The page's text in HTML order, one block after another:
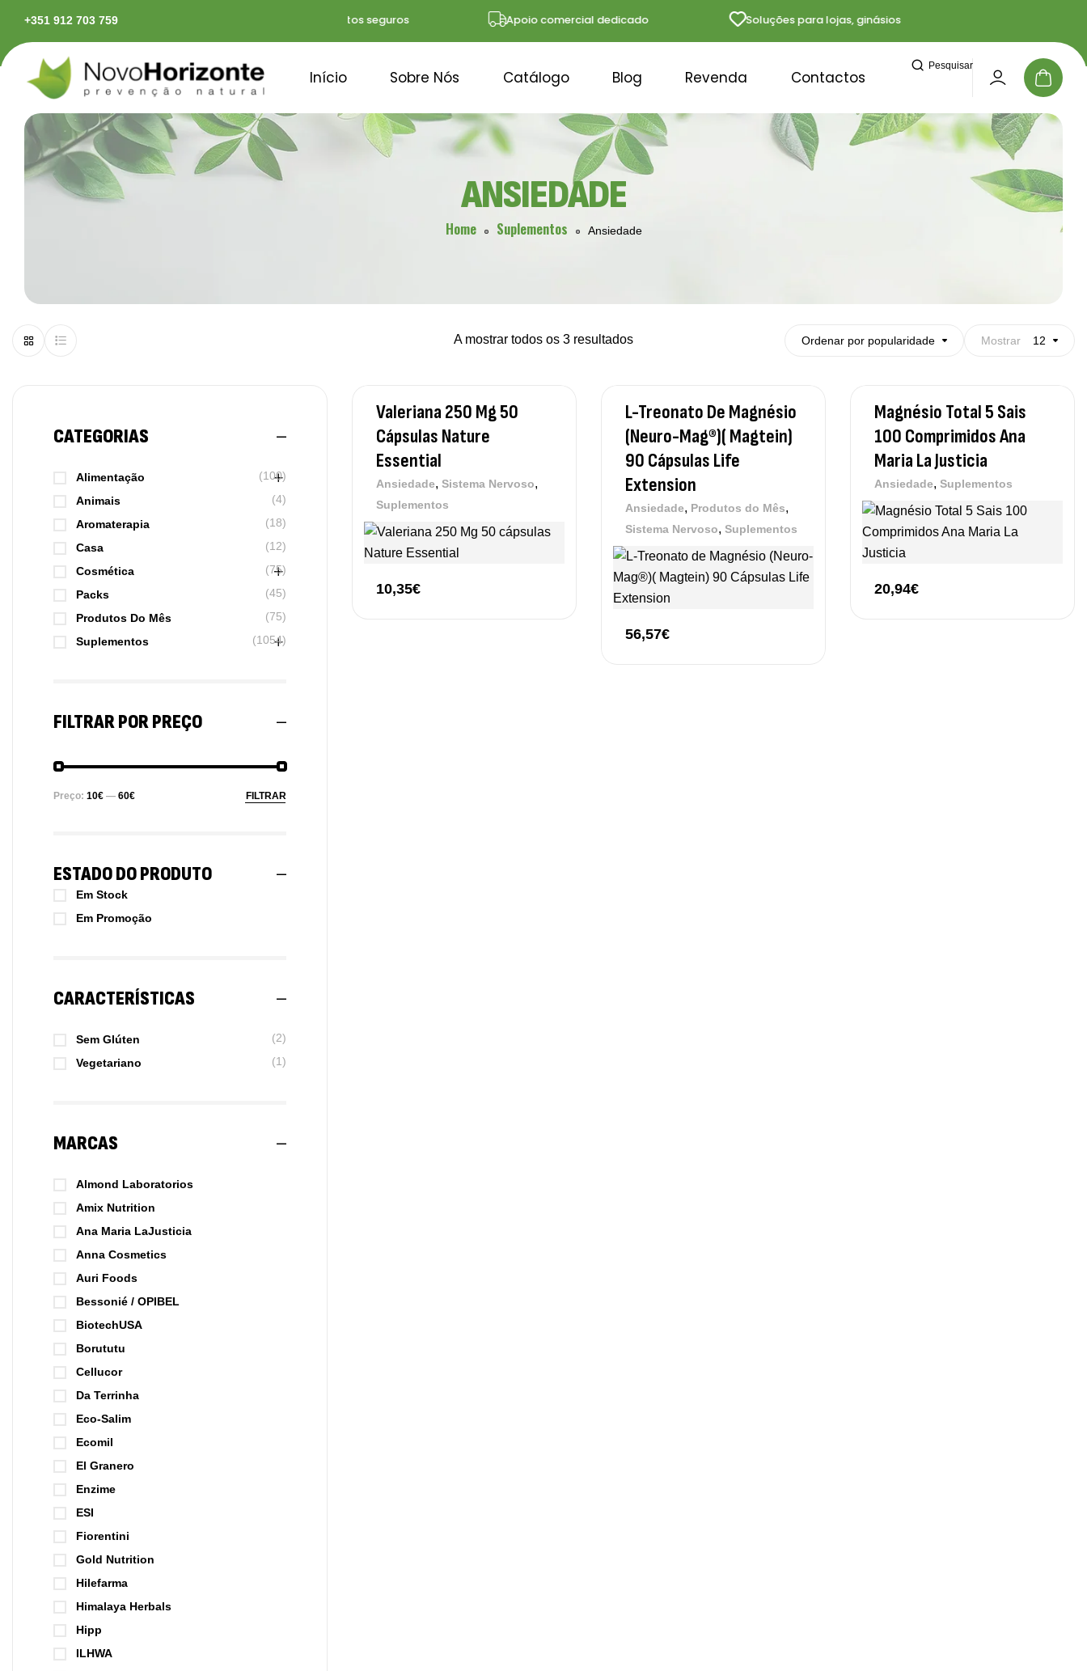
+351 912 703 759
em território continental Pagamentos seguros Apoio comercial dedicado Soluções para lojas, ginásios e profissionais
Início Sobre Nós Catálogo Blog Revenda Contactos
Pesquisar
ANSIEDADE
Home Suplementos Ansiedade
A mostrar todos os 3 resultados Ordenar por popularidade Mostrar 12
Valeriana 250 Mg 50
Cápsulas Nature
Essential
Ansiedade, Sistema Nervoso,
Suplementos
10,35€
L-Treonato De Magnésio
(Neuro-Mag®)( Magtein)
90 Cápsulas Life
Extension
Ansiedade, Produtos do Mês,
Sistema Nervoso, Suplementos
56,57€
Magnésio Total 5 Sais
100 Comprimidos Ana
Maria La Justicia
Ansiedade, Suplementos
20,94€
CATEGORIAS
Alimentação
(100)
Animais
(4)
Aromaterapia
(18)
Casa
(12)
Cosmética
(75)
Packs
(45)
Produtos Do Mês
(75)
Suplementos
(1054)
FILTRAR POR PREÇO
FILTRAR
Preço: 10€ — 60€
ESTADO DO PRODUTO
Em Stock
Em Promoção
CARACTERÍSTICAS
Sem Glúten
(2)
Vegetariano
(1)
MARCAS
Almond Laboratorios
Amix Nutrition
Ana Maria LaJusticia
Anna Cosmetics
Auri Foods
Bessonié / OPIBEL
BiotechUSA
Borututu
Cellucor
Da Terrinha
Eco-Salim
Ecomil
El Granero
Enzime
ESI
Fiorentini
Gold Nutrition
Hilefarma
Himalaya Herbals
Hipp
ILHWA